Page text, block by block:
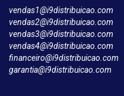
vendas1@i9distribuicao.com
vendas2@i9distribuicao.com
vendas3@i9distribuicao.com
vendas4@i9distribuicao.com
financeiro@i9distribuicao.com
garantia@i9distribuicao.com